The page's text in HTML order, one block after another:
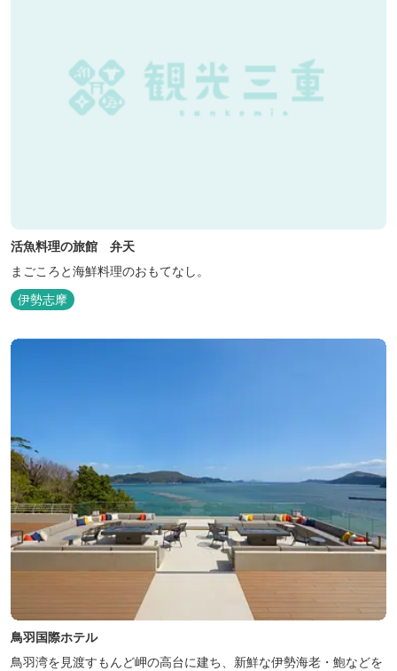
活魚料理の旅館 弁天
まごころと海鮮料理のおもてなし。
伊勢志摩
鳥羽国際ホテル
鳥羽湾を見渡すもんど岬の高台に建ち、新鮮な伊勢海老・鮑などを